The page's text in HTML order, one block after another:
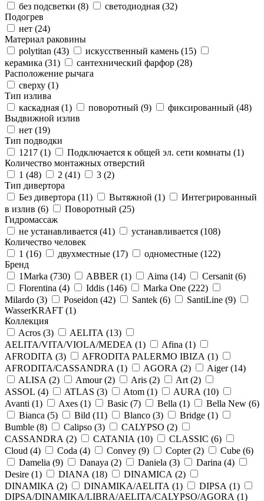
без подсветки (8) светодиодная (32)
Подогрев
нет (24)
Материал раковины
polytitan (43) искусственный камень (15)
керамика (31) сантехнический фарфор (28)
Расположение рычага
сверху (1)
Тип излива
каскадная (1) поворотный (9) фиксированный (48)
Выдвижной излив
нет (19)
Тип подводки
1217 (1) Подключается к общей эл. сети комнаты (1)
Количество монтажных отверстий
1 (48) 2 (41) 3 (2)
Тип дивертора
Без дивертора (11) Вытяжной (1)
Интегрированный
в излив (6) Поворотный (25)
Гидромассаж
не устанавливается (41) устанавливается (108)
Количество человек
1 (16) двухместные (17) одноместные (122)
Бренд
1Marka (730) ABBER (1) Aima (14) Cersanit (6)
Florentina (4) Iddis (146) Marka One (222)
Milardo (3) Poseidon (42) Santek (6) SantiLine (9)
WasserKRAFT (1)
Коллекция
Acros (3) AELITA (13)
AELITA/VITA/VIOLA/MEDEA (1) Afina (1)
AFRODITA (3) AFRODITA PALERMO IBIZA (1)
AFRODITA/CASSANDRA (1) AGORA (2) Aiger (14)
ALISA (2) Amour (2) Aris (2) Art (2)
ASSOL (4) ATLAS (3) Atom (1) AURA (10)
Avanti (1) Axes (1) Basic (7) Bella (1) Bella New (6)
Bianca (5) Bild (11) Blanco (3) Bridge (1)
Bumble (8) Calipso (3) CALYPSO (2)
CASSANDRA (2) CATANIA (10) CLASSIC (6)
Cloud (4) Coda (4) Convey (9) Copter (2) Cube (6)
Damelia (9) Danaya (2) Daniela (3) Darina (4)
Desire (1) DIANA (18) DINAMICA (2)
DINAMIKA (2) DINAMIKA/AELITA (1) DIPSA (1)
DIPSA/DINAMIKA/LIBRA/AELITA/CALYPSO/AGORA (1)